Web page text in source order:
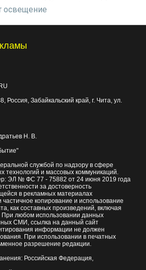
освещение
, Россия, Забайкальский край, г. Чита, ул.
Н. В.
службой по надзору в сфере
технологий и массовых коммуникаций.
ЭЛ № ФС 77 - 75882 от 24 июня 2019 года
за достоверность
в рекламных материалах
копирование и использование
как составных произведений, включая
При любом использовании данных
СМИ, ссылка на данный сайт
информации не должен
При использовании в печатных
разрешение редакции.
Российская Федерация,